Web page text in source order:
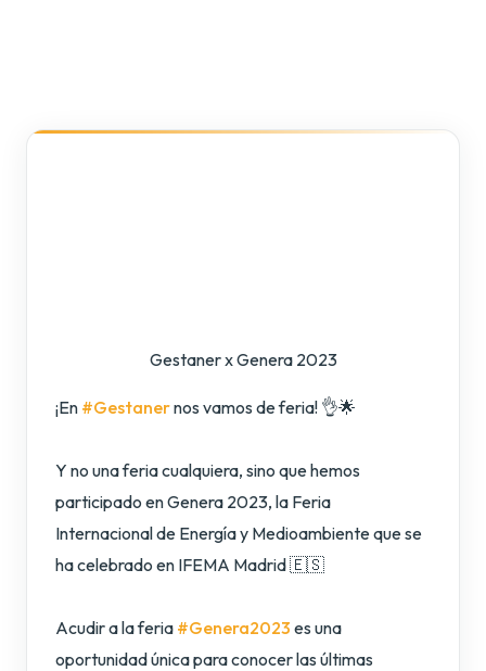
Gestaner x Genera 2023
¡En #Gestanernos vamos de feria! 👌🌟
Y no una feria cualquiera, sino que hemos
participado en Genera 2023, la Feria
Internacional de Energía y Medioambiente que se
ha celebrado en IFEMA Madrid 🇪🇸
Acudir a la feria #Genera2023 es una
oportunidad única para conocer las últimas